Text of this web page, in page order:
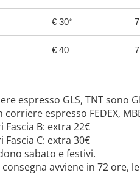
€ 30*
€ 40
espresso GLS, TNT sono
corriere espresso FEDEX,
B: extra 22€
C: extra 30€
sabato e festivi.
consegna avviene in 72 ore,